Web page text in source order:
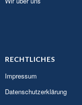
RECHTLICHES
Impressum
Datenschutzerklärung